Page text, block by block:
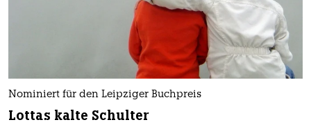
Nominiert für den Leipziger Buchpreis
Lottas kalte Schulter